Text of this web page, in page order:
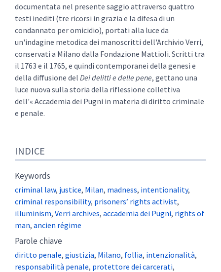
documentata nel presente saggio attraverso quattro
testi inediti (tre ricorsi in grazia e la difesa di un
condannato per omicidio), portati alla luce da
un'indagine metodica dei manoscritti dell'Archivio Verri,
conservati a Milano dalla Fondazione Mattioli. Scritti tra
il 1763 e il 1765, e quindi contemporanei della genesi e
della diffusione del Dei delitti e delle pene, gettano una
luce nuova sulla storia della riflessione collettiva
dell'« Accademia dei Pugni in materia di diritto criminale
e penale.
INDICE
Keywords
criminal law, justice, Milan, madness, intentionality,
criminal responsibility, prisoners’ rights activist,
illuminism, Verri archives, accademia dei Pugni, rights of
man, ancien régime
Parole chiave
diritto penale, giustizia, Milano, follia, intenzionalità,
responsabilità penale, protettore dei carcerati,